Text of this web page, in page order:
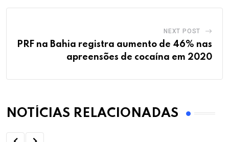
NEXT POST
PRF na Bahia registra aumento de 46% nas
apreensões de cocaína em 2020
NOTÍCIAS RELACIONADAS